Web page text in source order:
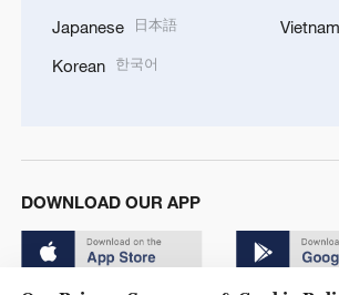
Japanese 日本語
Korean 한국어
DOWNLOAD OUR APP